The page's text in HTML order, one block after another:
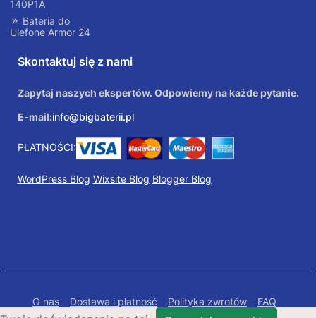
140P1A
Bateria do
Ulefone Armor 24
Skontaktuj się z nami
Zapytaj naszych ekspertów. Odpowiemy na każde pytanie.
E-mail:info@bigbaterii.pl
PŁATNOŚCI:
WordPress Blog Wixsite Blog Blogger Blog
O nas Dostawa i płatność Polityka zwrotów
FAQ